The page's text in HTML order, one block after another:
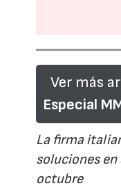
Ver más
Especial
La firma
soluciones en
octubre